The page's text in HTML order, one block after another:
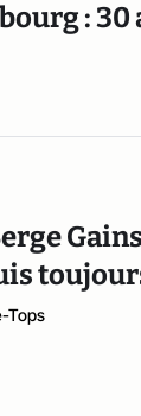
: 30
Tops